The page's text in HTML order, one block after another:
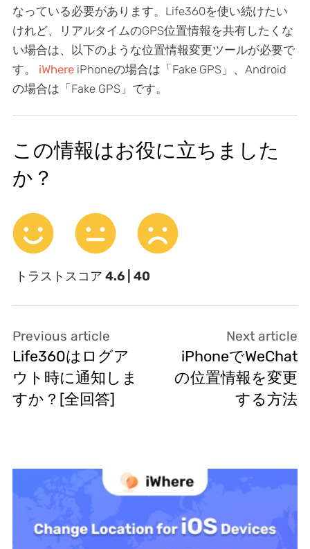
なっている必要があります。Life360を使い続けたい
けれど、リアルタイムのGPS位置情報を共有したくな
い場合は、以下のような位置情報変更ツールが必要で
す。 iWhereiPhoneの場合は「Fake GPS」、Android
の場合は「Fake GPS」です。
この情報はお役に立ちました
か？
トラストスコア 4.6 | 40
Previous article
Life360はログア
ウト時に通知しま
すか？[全回答]
Next article
iPhoneでWeChat
の位置情報を変更
する方法